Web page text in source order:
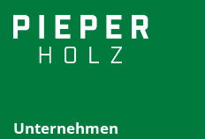
Unternehmen